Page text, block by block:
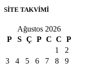
SİTE TAKVİMİ
Ağustos 2026
P
S Ç P C C P
1
2
3
4 5 6 7 8
9